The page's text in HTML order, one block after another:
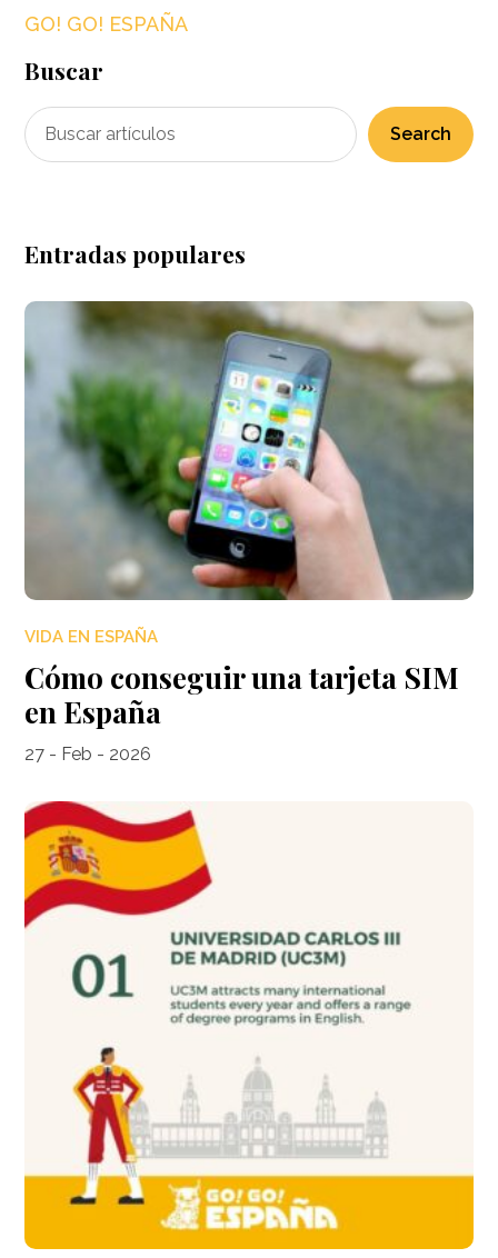
GO! GO! ESPAÑA
Buscar
Search
Entradas populares
VIDA EN ESPAÑA
Cómo conseguir una tarjeta SIM
en España
27 - Feb - 2026